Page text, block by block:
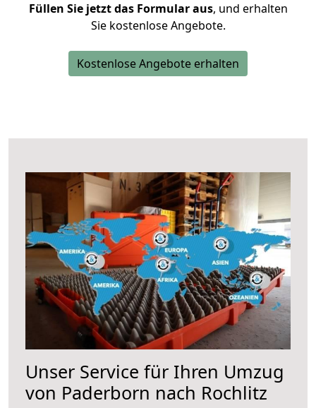
Füllen Sie jetzt das Formular aus, und erhalten
Sie kostenlose Angebote.
Kostenlose Angebote erhalten
Unser Service für Ihren Umzug
von Paderborn nach Rochlitz